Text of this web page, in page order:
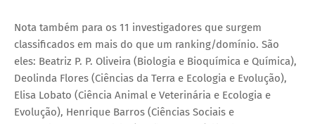
Nota também para os 11 investigadores que surgem
classificados em mais do que um ranking/domínio. São
eles: Beatriz P. P. Oliveira (Biologia e Bioquímica e Química),
Deolinda Flores (Ciências da Terra e Ecologia e Evolução),
Elisa Lobato (Ciência Animal e Veterinária e Ecologia e
Evolução), Henrique Barros (Ciências Sociais e